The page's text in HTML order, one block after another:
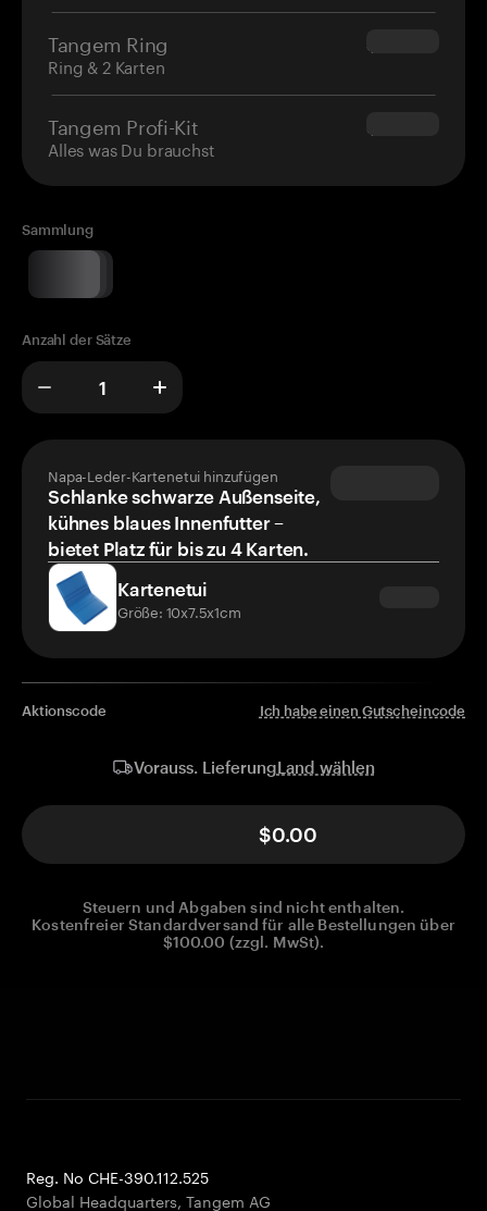
Tangem Ring
Ring & 2 Karten
$160.00
Tangem Profi-Kit
Alles was Du brauchst
$180.00
Sammlung
Anzahl der Sätze
Napa-Leder-Kartenetui hinzufügen
Schlanke schwarze Außenseite,
kühnes blaues Innenfutter –
bietet Platz für bis zu 4 Karten.
Kartenetui
Größe: 10x7.5x1cm
Aktionscode Ich habe einen Gutscheincode
Vorauss. LieferungLand wählen
$0.00
Steuern und Abgaben sind nicht enthalten.
Kostenfreier Standardversand für alle Bestellungen über
$100.00 (zzgl. MwSt).
Reg. No CHE-390.112.525
Global Headquarters, Tangem AG